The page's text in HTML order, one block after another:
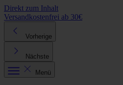
Direkt zum Inhalt
Versandkostenfrei ab 30€
Vorherige
Nächste
Menü